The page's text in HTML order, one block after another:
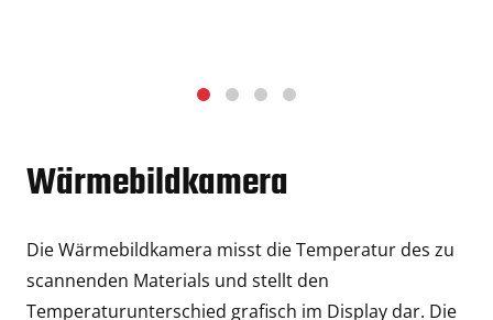
Wärmebildkamera
Die Wärmebildkamera misst die Temperatur des zu
scannenden Materials und stellt den
Temperaturunterschied grafisch im Display dar. Die